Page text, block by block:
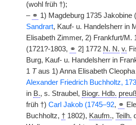
(wohl früh †);
– ⚭ 1) Magdeburg 1735 Jakobine (
Sandrart, Kauf- u. Handelsherr in
Elisabeth Zimmer, 2) Frankfurt/M.
(1721?-1803, ⚭ 2] 1772 N. N. v.
Burg, Kauf- u. Handelsherr in
1 Taus 1) Anna Elisabeth
Alexander Friedrich Buchholtz,
in B., s. Straubel, Biogr. Hdb.
früh †) Carl Jakob (1745–92, ⚭
Buchholtz, † 1802), Kaufm., Teilh.